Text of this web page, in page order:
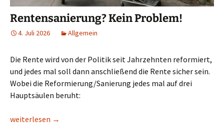
Rentensanierung? Kein Problem!
4. Juli 2026 Allgemein
Die Rente wird von der Politik seit Jahrzehnten reformiert,
und jedes mal soll dann anschließend die Rente sicher sein.
Wobei die Reformierung/Sanierung jedes mal auf drei
Hauptsäulen beruht:
Rentensanierung? Kein Problem!
weiterlesen →